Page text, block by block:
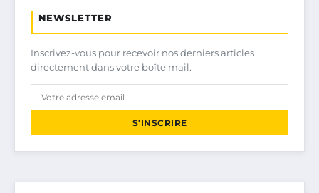
NEWSLETTER
Inscrivez-vous pour recevoir nos derniers articles
directement dans votre boîte mail.
S'INSCRIRE